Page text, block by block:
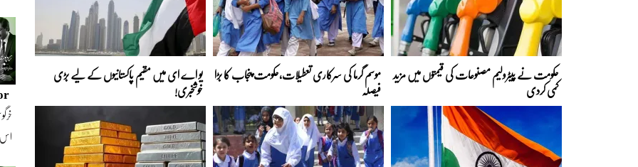
حکومت نے پیٹرولیم مصنوعات کی قیمتوں میں مزید
کمی کردی
موسم گرما کی سرکاری تعطیلات،حکومت پنجاب کا بڑا
فیصلہ
یو اے ای میں مقیم پاکستانیوں کے لیے بڑی
خوشخبری!